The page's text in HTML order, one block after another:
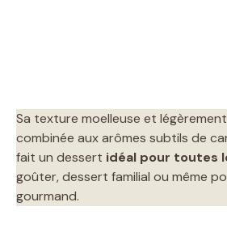
Sa texture moelleuse et
combinée aux arômes subtils de
fait un dessert idéal pour toutes
goûter, dessert familial ou même
gourmand.